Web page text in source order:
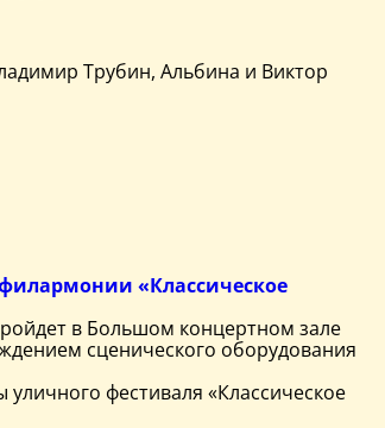
Трубин, Альбина и Виктор
«Классическое
в Большом концертном зале
сценического оборудования
фестиваля «Классическое